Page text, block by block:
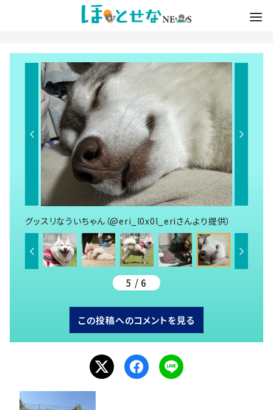
グッスリなういちゃん（@eri_l0x0l_eriさんより提供）
5 / 6
この投稿へのコメントを見る